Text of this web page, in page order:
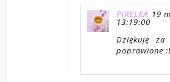
PIRELKA 19
13:19:00
Dziękuję
poprawione